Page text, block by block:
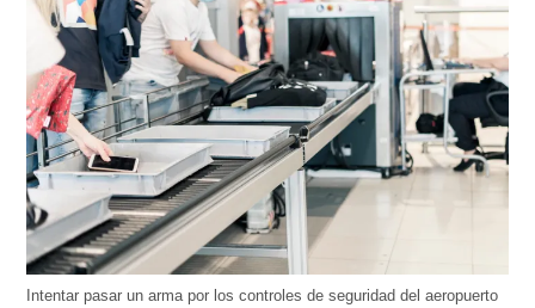
Intentar pasar un arma por los controles de seguridad del aeropuerto